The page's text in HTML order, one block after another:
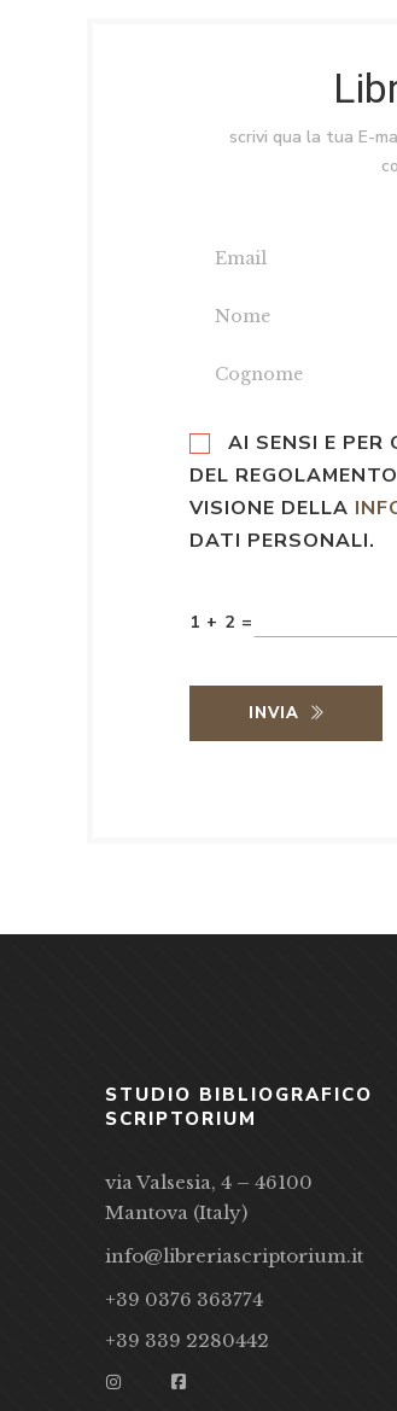
scrivi qua la tua E-
AI SENSI E PER
DEL
VISIONE DELLA
DATI PERSONALI.
1 + 2 =
INVIA
STUDIO BIBLIOGRAFICO
SCRIPTORIUM
via Valsesia, 4 – 46100
Mantova (Italy)
info@libreriascriptorium.it
+39 0376 363774
+39 339 2280442